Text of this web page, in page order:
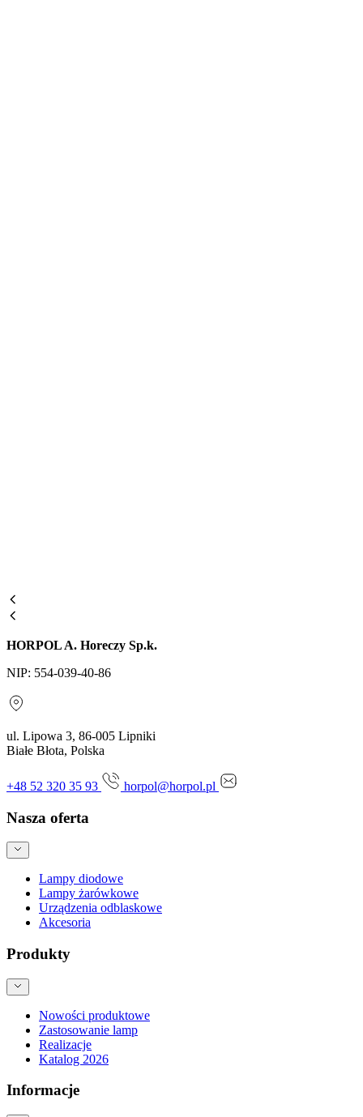
HORPOL A. Horeczy Sp.k.
NIP: 554-039-40-86
ul. Lipowa 3, 86-005 Lipniki
Białe Błota, Polska
+48 52 320 35 93 horpol@horpol.pl
Nasza oferta
Lampy diodowe
Lampy żarówkowe
Urządzenia odblaskowe
Akcesoria
Produkty
Nowości produktowe
Zastosowanie lamp
Realizacje
Katalog 2026
Informacje